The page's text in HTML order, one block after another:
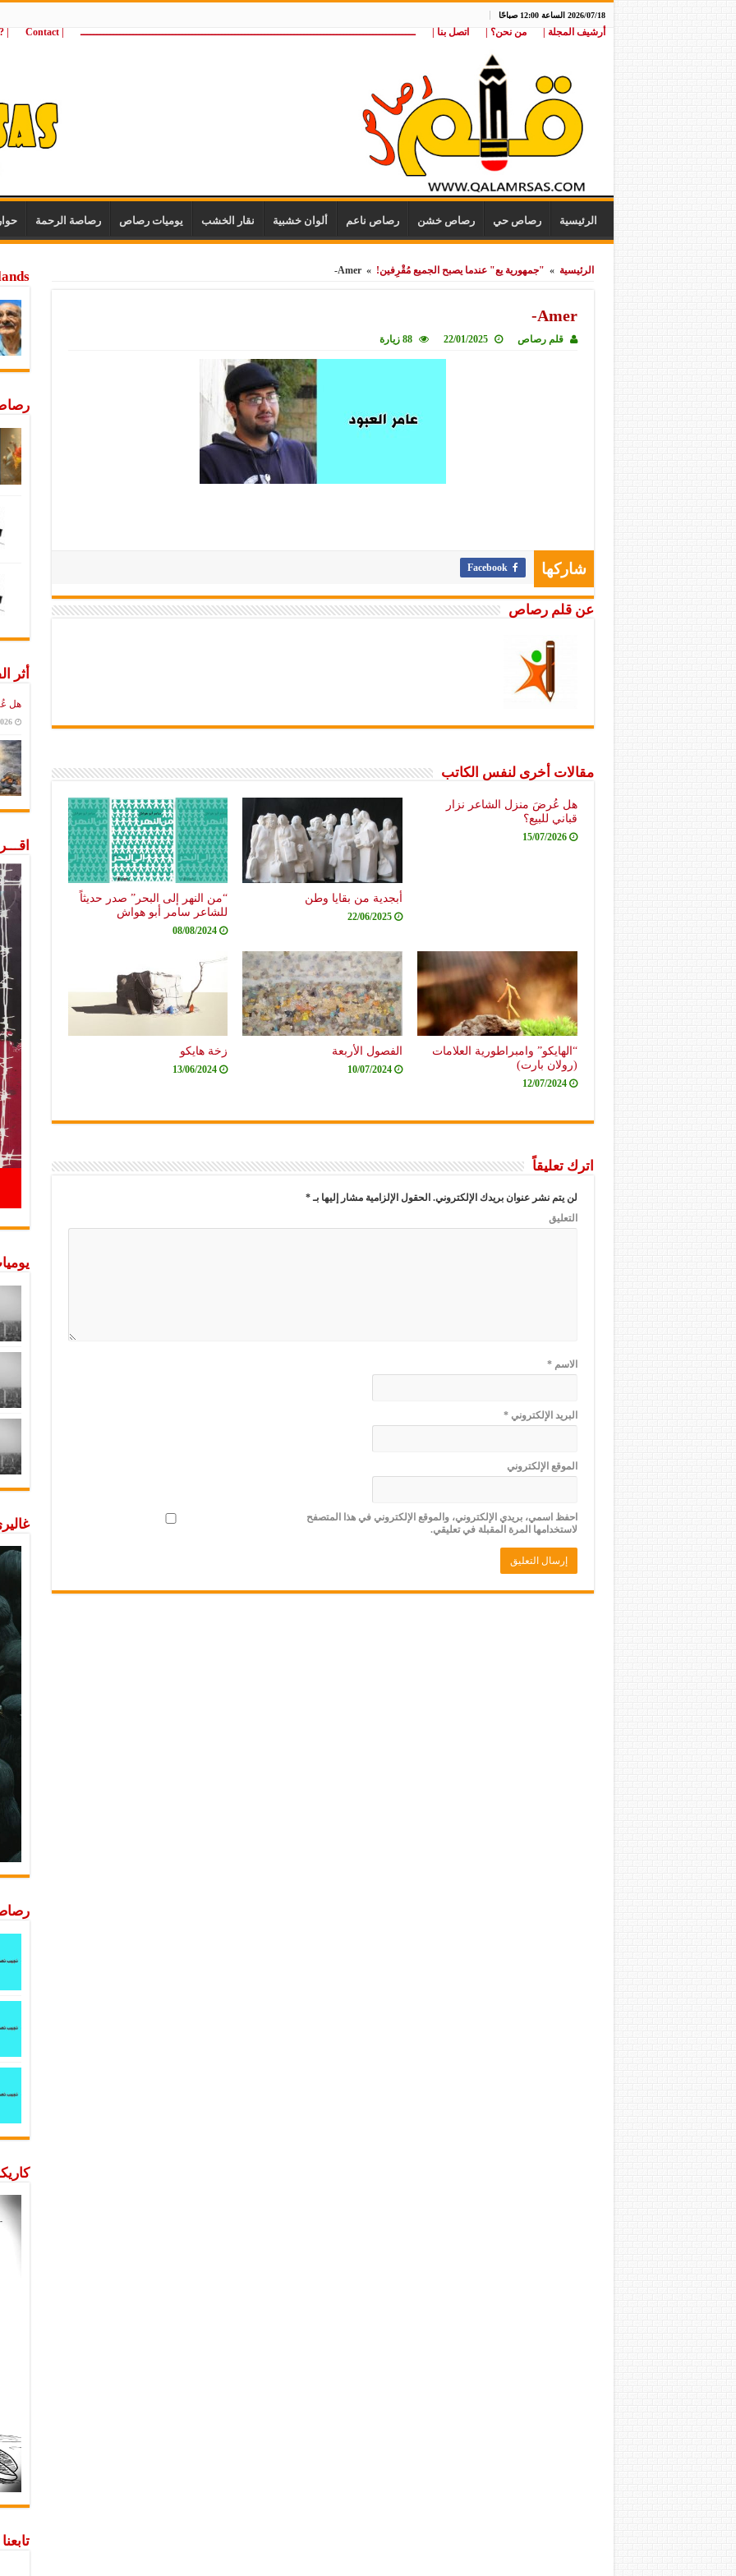
2026/07/18 الساعة 12:00 صباحًا
أرشيف المجلة | من نحن؟ | اتصل بنا | ــــــــــــــــــــــــــــــــــــــــــــــــــــــــــــــــــــــــــــــــــــــــــــــــــــــ | Contact
wij
الرئيسية رصاص حي رصاص خشن رصاص ناعم ألوان خشبية نقار الخشب يوميات رصاص رصاصة الرحمة
الرئيسية » "جمهورية يع" عندما يصبح الجميع مُقْرِفين! »
Amer-
Amer-
قلم رصاص 22/01/2025 88 زيارة
شاركها Facebook
عن قلم رصاص
مقالات أخرى لنفس الكاتب
هل عُرضَ منزل الشاعر نزار
قباني للبيع؟
15/07/2026
أبجدية من بقايا وطن
22/06/2025
“من النهر إلى البحر” صدر حديثاً
للشاعر سامر أبو هواش
08/08/2024
“الهايكو” وامبراطورية العلامات
(رولان بارت)
12/07/2024
الفصول الأربعة
10/07/2024
زخة هايكو
13/06/2024
اترك تعليقاً
لن يتم نشر عنوان بريدك الإلكتروني. الحقول الإلزامية مشار إليها بـ*
التعليق
الاسم*
البريد الإلكتروني*
الموقع الإلكتروني
احفظ اسمي، بريدي الإلكتروني، والموقع الإلكتروني في هذا المتصفح
لاستخدامها المرة المقبلة في تعليقي.
أثر
هل